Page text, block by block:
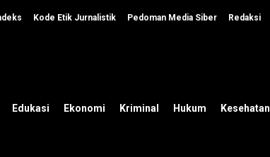
Kode Etik Jurnalistik Pedoman Media Siber Redaksi
Edukasi Ekonomi Kriminal Hukum Kesehatan